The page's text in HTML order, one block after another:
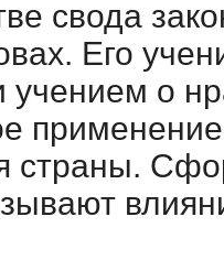
свода
Его
учением о
страны.